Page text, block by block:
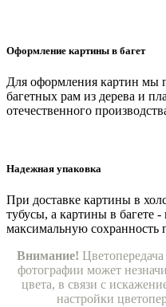
Оформление картины в багет
Для оформления картин мы
багетных рам из дерева и
отечественного
Надежная упаковка
При доставке картины в
тубусы, а картины в багете
максимальную сохранность
Внимание!
фотографии может
цвета, в связи с
настройки